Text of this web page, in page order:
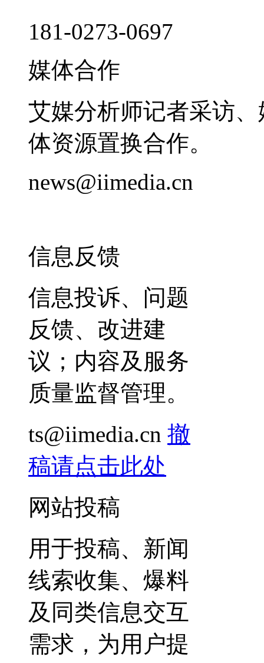
181-0273-0697
媒体合作
艾媒分析师记者采访
体资源置换合作。
news@iimedia.cn
信息反馈
信息投诉、问题
反馈、改进建
议；内容及服务
质量监督管理。
ts@iimedia.cn 撤
稿请点击此处
网站投稿
用于投稿、新闻
线索收集、爆料
及同类信息交互
需求，为用户提